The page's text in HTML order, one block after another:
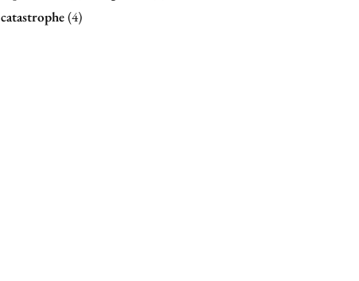
catastrophe(4)